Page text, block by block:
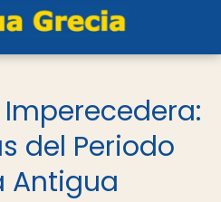
del Periodo
Antigua